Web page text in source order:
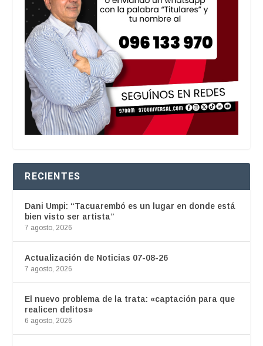
RECIENTES
Dani Umpi: “Tacuarembó es un lugar en donde está
bien visto ser artista”
7 agosto, 2026
Actualización de Noticias 07-08-26
7 agosto, 2026
El nuevo problema de la trata: «captación para que
realicen delitos»
6 agosto, 2026